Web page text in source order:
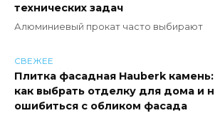
технических задач
Алюминиевый прокат часто выбирают
СВЕЖЕЕ
Плитка фасадная Hauberk камень:
как выбрать отделку для дома и
ошибиться с обликом фасада